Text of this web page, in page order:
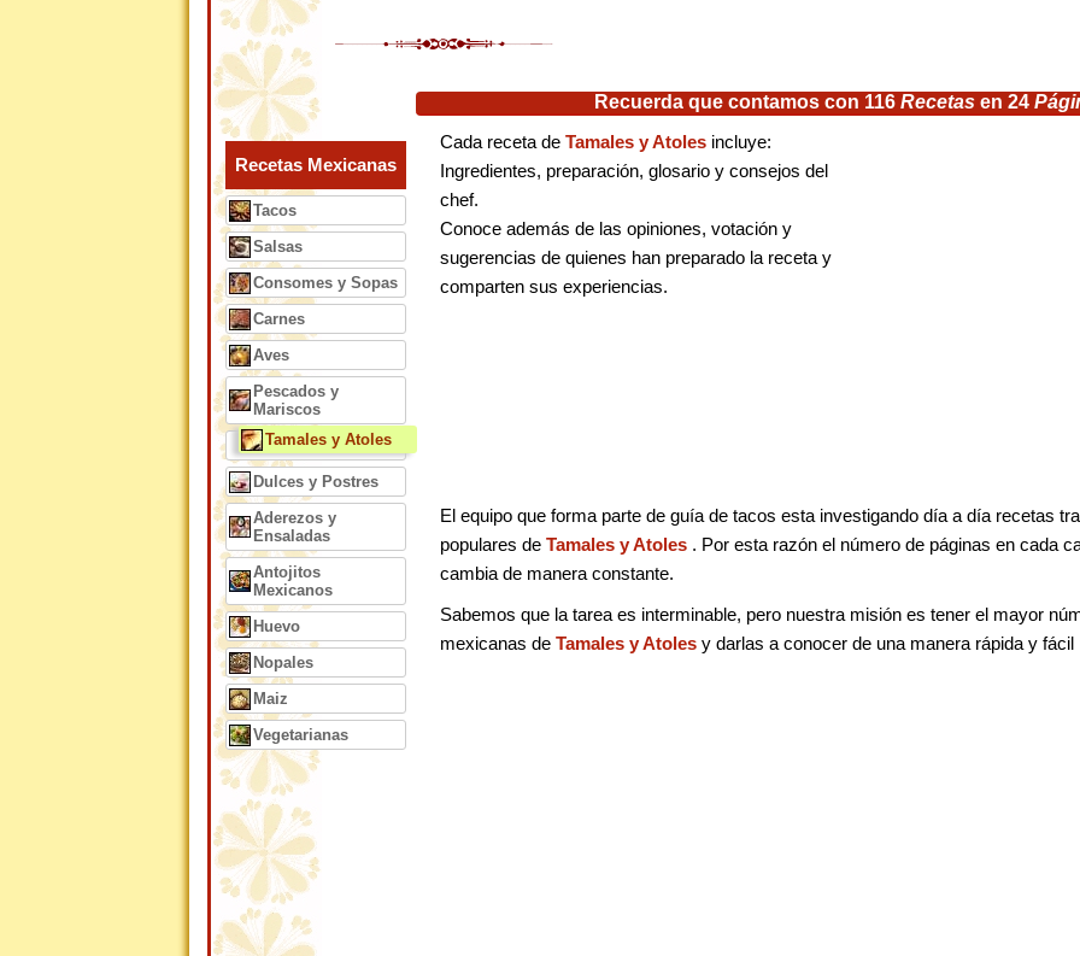
Recuerda que contamos con 116 Recetasen 24
Cada receta de Tamales y Atoles incluye:
Ingredientes, preparación, glosario y consejos del
chef.
Conoce además de las opiniones, votación y
sugerencias de quienes han preparado la receta y
comparten sus experiencias.
El equipo que forma parte de guía de tacos esta investigando día a día recetas
populares de Tamales y Atoles . Por esta razón el número de páginas en cada
cambia de manera constante.
Sabemos que la tarea es interminable, pero nuestra misión es tener el mayor
mexicanas de Tamales y Atoles y darlas a conocer de una manera rápida y fácil
Recetas Mexicanas
Tacos
Salsas
Consomes y Sopas
Carnes
Aves
Pescados y
Mariscos
Tamales y Atoles
Dulces y Postres
Aderezos y
Ensaladas
Antojitos
Mexicanos
Huevo
Nopales
Maiz
Vegetarianas